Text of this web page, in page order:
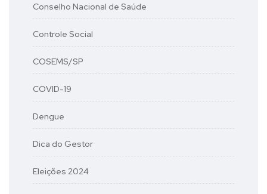
Conselho Nacional de Saúde
Controle Social
COSEMS/SP
COVID-19
Dengue
Dica do Gestor
Eleições 2024